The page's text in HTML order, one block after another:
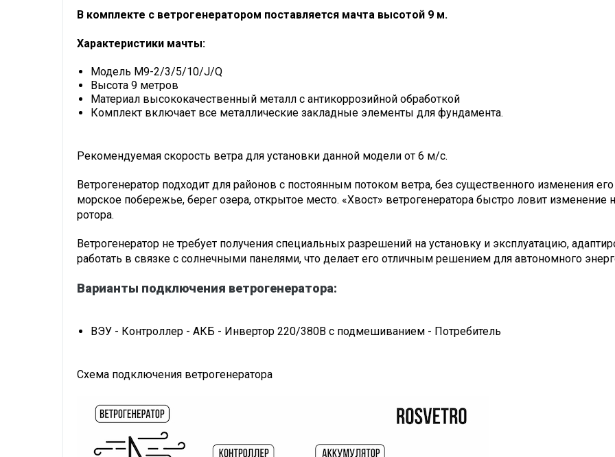
В комплекте с ветрогенератором поставляется мачта высотой 9 м.
Характеристики мачты:
Модель M9-2/3/5/10/J/Q
Высота 9 метров
Материал высококачественный металл с антикоррозийной обработкой
Комплект включает все металлические закладные элементы для фундамента.
Рекомендуемая скорость ветра для установки данной модели от 6 м/с.
Ветрогенератор подходит для районов с постоянным потоком ветра, без существенного изменения
морское побережье, берег озера, открытое место. «Хвост» ветрогенератора быстро ловит изменение
ротора.
Ветрогенератор не требует получения специальных разрешений на установку и эксплуатацию,
работать в связке с солнечными панелями, что делает его отличным решением для автономного
Варианты подключения ветрогенератора:
ВЭУ - Контроллер - АКБ - Инвертор 220/380В с подмешиванием - Потребитель
Схема подключения ветрогенератора